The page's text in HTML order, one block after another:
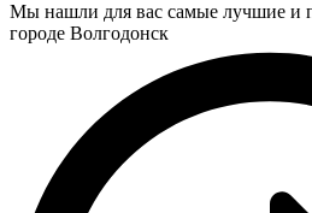
Мы нашли для вас самые лучшие и
городе Волгодонск